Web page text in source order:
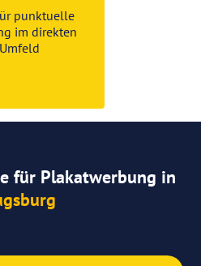
punktuelle
im direkten
Umfeld
für Plakatwerbung in